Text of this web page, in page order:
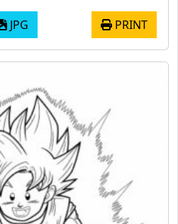
JPG PRINT